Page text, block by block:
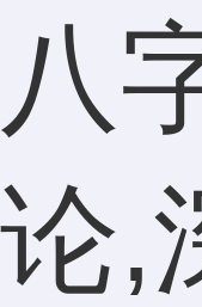
八
论,